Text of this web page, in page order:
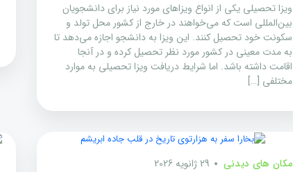
ویزا تحصیلی یکی از انواع ویزاهای مورد نیاز برای دانشجویان
بین‌المللی است که می‌خواهند در خارج از کشور محل تولد و
سکونت خود تحصیل کنند. این ویزا به دانشجو اجازه می‌دهد تا
به مدت معینی در کشور مورد نظر تحصیل کرده و در آنجا
اقامت داشته باشد. اما شرایط دریافت ویزا تحصیلی به موارد
مختلفی […]
مکان های دیدنی 29 ژانویه 2026